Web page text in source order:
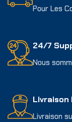
Pour Les
24/7
Nous
Livraison
Livraison